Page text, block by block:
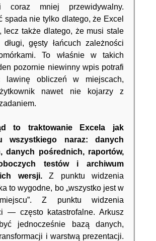
coraz mniej przewidywalny.
spada nie tylko dlatego, że Excel
lecz także dlatego, że musi stale
długi, gęsty łańcuch zależności
To właśnie w takich
pozornie niewinny wpis potrafi
lawinę obliczeń w miejscach,
nawet nie kojarzy z
to traktowanie Excela jak
wszystkiego naraz: danych
danych pośrednich, raportów,
testów i archiwum
wersji.Z punktu widzenia
to wygodne, bo „wszystko jest w
Z punktu widzenia
— często katastrofalne. Arkusz
jednocześnie bazą danych,
i warstwą prezentacji.